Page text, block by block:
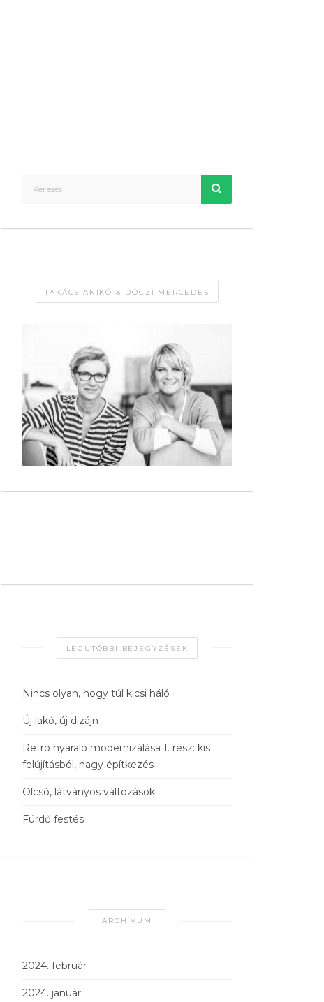
TAKÁCS ANIKÓ & DÓCZI MERCEDES
LEGUTÓBBI BEJEGYZÉSEK
Nincs olyan, hogy túl kicsi háló
Új lakó, új dizájn
Retró nyaraló modernizálása 1. rész: kis
felújításból, nagy építkezés
Olcsó, látványos változások
Fürdő festés
ARCHÍVUM
2024. február
2024. január